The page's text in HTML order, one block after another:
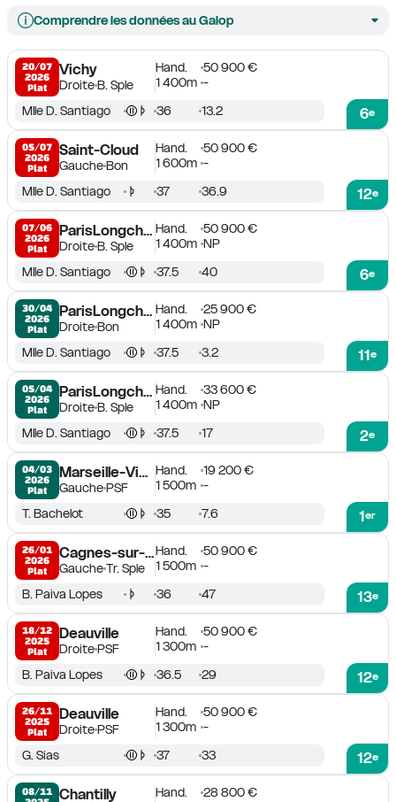
Comprendre les données au Galop
20/07
2026
Plat
Vichy
DroiteB. Sple
Hand.
50 900 €
1 400m -
6e
Mlle D. Santiago 36 13.2
05/07
2026
Plat
Saint-Cloud
GaucheBon
Hand.
50 900 €
1 600m -
12e
Mlle D. Santiago 37 36.9
07/06
2026
Plat
ParisLongchamp
DroiteB. Sple
Hand.
50 900 €
1 400m NP
6e
Mlle D. Santiago 37.5 40
30/04
2026
Plat
ParisLongchamp
DroiteBon
Hand.
25 900 €
1 400m NP
11e
Mlle D. Santiago 37.5 3.2
05/04
2026
Plat
ParisLongchamp
DroiteB. Sple
Hand.
33 600 €
1 400m NP
2e
Mlle D. Santiago 37.5 17
04/03
2026
Plat
Marseille-Vivaux
GauchePSF
Hand.
19 200 €
1 500m -
1er
T. Bachelot 35 7.6
26/01
2026
Plat
Cagnes-sur-Mer
GaucheTr. Sple
Hand.
50 900 €
1 500m -
13e
B. Paiva Lopes 36 47
18/12
2025
Plat
Deauville
DroitePSF
Hand.
50 900 €
1 300m -
12e
B. Paiva Lopes 36.5 29
26/11
2025
Plat
Deauville
DroitePSF
Hand.
50 900 €
1 300m -
12e
G. Sias 37 33
08/11
Chantilly Hand.
28 800 €